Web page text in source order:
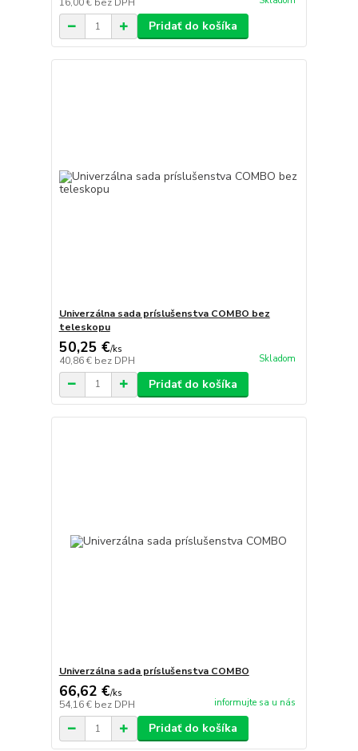
Pridať do košíka
Univerzálna sada príslušenstva COMBO bez
teleskopu
50,25 €/ks
40,86 € bez DPH Skladom
Pridať do košíka
Univerzálna sada príslušenstva COMBO
66,62 €/ks
54,16 € bez DPH informujte sa u nás
Pridať do košíka